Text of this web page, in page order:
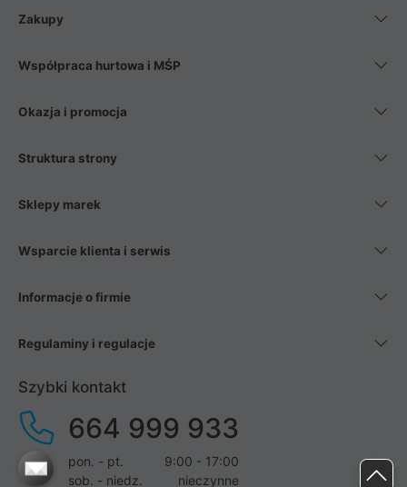
Zakupy
Współpraca hurtowa i MŚP
Okazja i promocja
Struktura strony
Sklepy marek
Wsparcie klienta i serwis
Informacje o firmie
Regulaminy i regulacje
Szybki kontakt
664 999 933
pon. - pt.
9:00 - 17:00
sob. - niedz.
nieczynne